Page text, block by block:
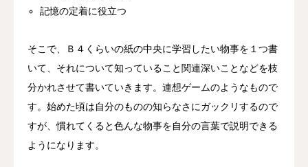
記憶の定着に役立つ
そこで、Ｂ４くらいの紙の中央に学習したい物事を１つ書
いて、それについて知っていること関連深いことなどを枝
分かれさせて書いていきます。連想ゲームのようなもので
す。始めた頃は自分のものの知らなさにガックリするので
すが、慣れてくると色んな物事を自分の言葉で説明できる
ようになります。